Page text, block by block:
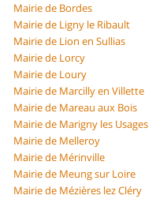
Mairie de Bordes
Mairie de Ligny le Ribault
Mairie de Lion en Sullias
Mairie de Lorcy
Mairie de Loury
Mairie de Marcilly en Villette
Mairie de Mareau aux Bois
Mairie de Marigny les Usages
Mairie de Melleroy
Mairie de Mérinville
Mairie de Meung sur Loire
Mairie de Mézières lez Cléry